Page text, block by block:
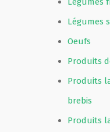
Légumes
Oeufs
Produits
Produits
brebis
Produits